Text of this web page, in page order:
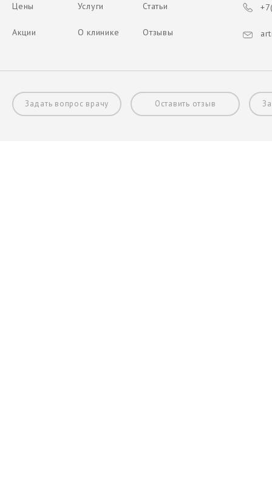
Цены Услуги Статьи
Акции О клинике Отзывы
Задать вопрос врачу Оставить отзыв